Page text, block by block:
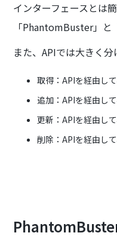
インターフェースとは
「PhantomBuster」
また、APIでは大きく
取得：APIを経由し
追加：APIを経由し
更新：APIを経由し
削除：APIを経由し